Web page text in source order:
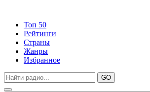
Топ 50
Рейтинги
Страны
Жанры
Избранное
GO